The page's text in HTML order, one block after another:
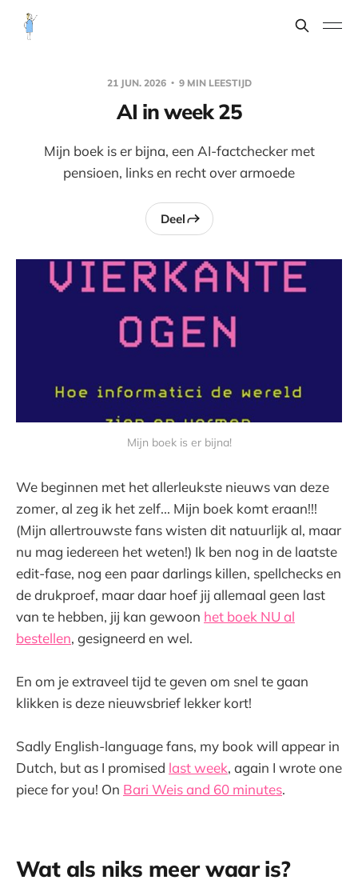
21 JUN. 2026 9 MIN LEESTIJD
AI in week 25
Mijn boek is er bijna, een AI-factchecker met
pensioen, links en recht over armoede
Deel
Mijn boek is er bijna!
We beginnen met het allerleukste nieuws van deze
zomer, al zeg ik het zelf... Mijn boek komt eraan!!!
(Mijn allertrouwste fans wisten dit natuurlijk al, maar
nu mag iedereen het weten!) Ik ben nog in de laatste
edit-fase, nog een paar darlings killen, spellchecks en
de drukproef, maar daar hoef jij allemaal geen last
van te hebben, jij kan gewoon het boek NU al
bestellen, gesigneerd en wel.
En om je extraveel tijd te geven om snel te gaan
klikken is deze nieuwsbrief lekker kort!
Sadly English-language fans, my book will appear in
Dutch, but as I promised last week, again I wrote one
piece for you! On Bari Weis and 60 minutes.
Wat als niks meer waar is?